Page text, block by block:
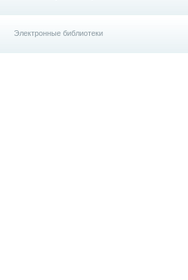
Электронные библиотеки